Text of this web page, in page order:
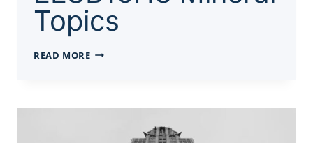
Topics
READ MORE多
写
EESB15H3